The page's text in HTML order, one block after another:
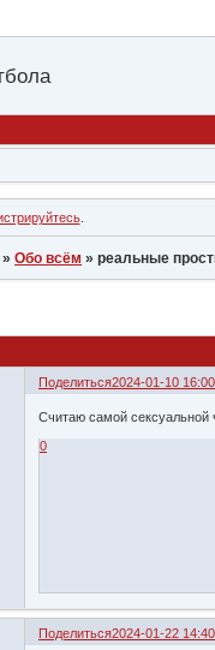
.
»Обо всём »реальные
Поделиться2024-01-10
Считаю самой сексуальной
0
Поделиться2024-01-22